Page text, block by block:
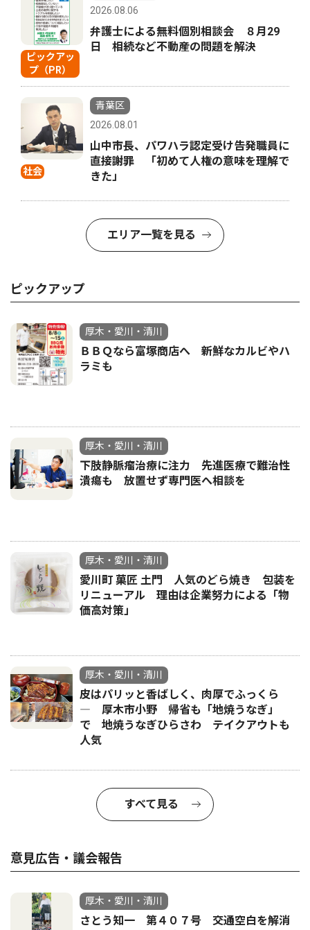
ピックアッ
プ（PR）
2026.08.06
弁護士による無料個別相談会 ８月29
日 相続など不動産の問題を解決
社会
青葉区
2026.08.01
山中市長、パワハラ認定受け告発職員に
直接謝罪 「初めて人権の意味を理解で
きた」
エリア一覧を見る
ピックアップ
厚木・愛川・清川
ＢＢＱなら富塚商店へ 新鮮なカルビやハ
ラミも
厚木・愛川・清川
下肢静脈瘤治療に注力 先進医療で難治性
潰瘍も 放置せず専門医へ相談を
厚木・愛川・清川
愛川町 菓匠 土門 人気のどら焼き 包装を
リニューアル 理由は企業努力による「物
価高対策」
厚木・愛川・清川
皮はパリッと香ばしく、肉厚でふっくら
― 厚木市小野 帰省も「地焼うなぎ」
で 地焼うなぎひらさわ テイクアウトも
人気
すべて見る
意見広告・議会報告
厚木・愛川・清川
さとう知一 第４０７号 交通空白を解消